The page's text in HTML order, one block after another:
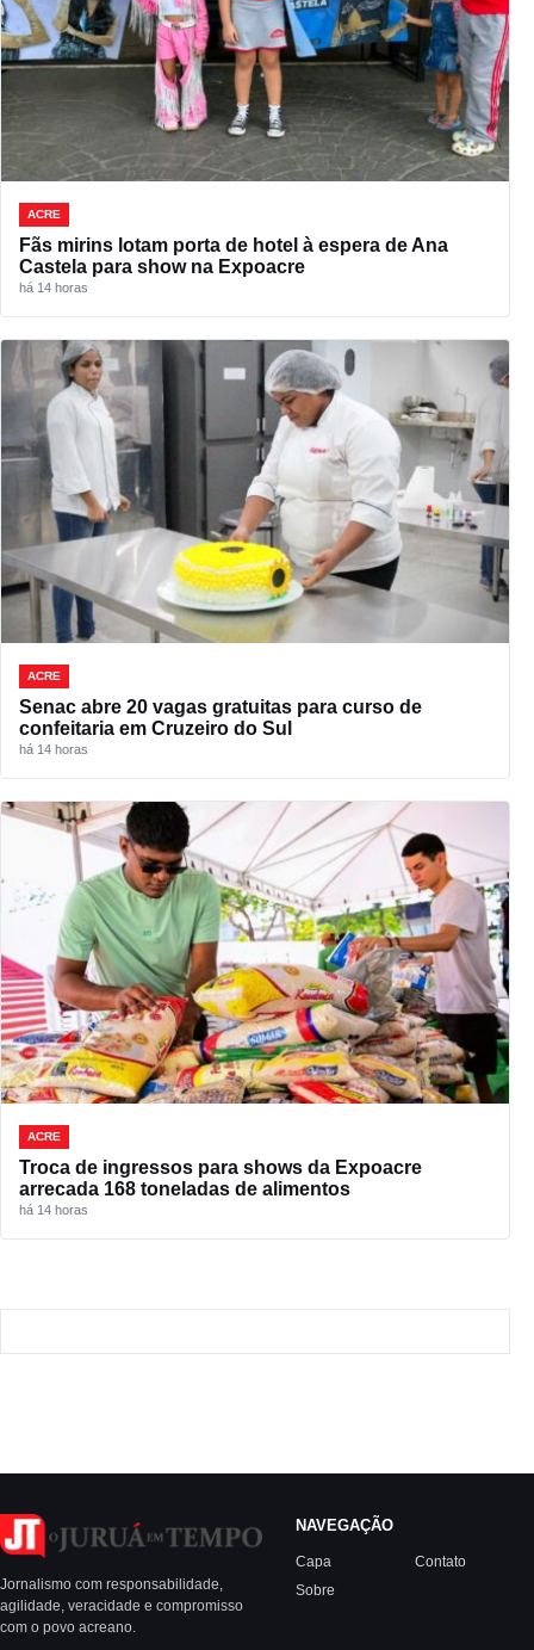
ACRE
Fãs mirins lotam porta de hotel à espera de Ana
Castela para show na Expoacre
há 14 horas
ACRE
Senac abre 20 vagas gratuitas para curso de
confeitaria em Cruzeiro do Sul
há 14 horas
ACRE
Troca de ingressos para shows da Expoacre
arrecada 168 toneladas de alimentos
há 14 horas
Jornalismo com responsabilidade,
agilidade, veracidade e compromisso
com o povo acreano.
NAVEGAÇÃO
Capa
Sobre
Contato